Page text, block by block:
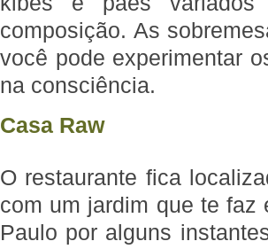
composição. As
você pode experimentar
na consciência.
Casa Raw
O restaurante fica
com um jardim que te faz
Paulo por alguns